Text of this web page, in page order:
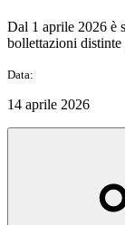
Dal 1 aprile 2026 è
bollettazioni
Data:
14 aprile 2026